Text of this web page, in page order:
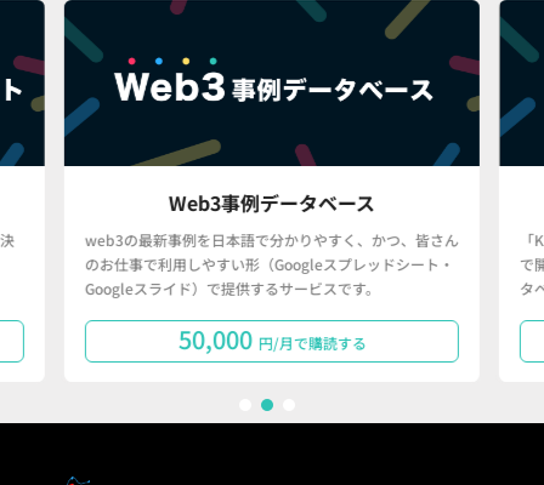
Web3事例データベース
web3の最新事例を日本語で分かりやすく、かつ、皆さん
のお仕事で利用しやすい形（Googleスプレッドシート・
Googleスライド）で提供するサービスです。
50,000 円/月で購読する
で
タ